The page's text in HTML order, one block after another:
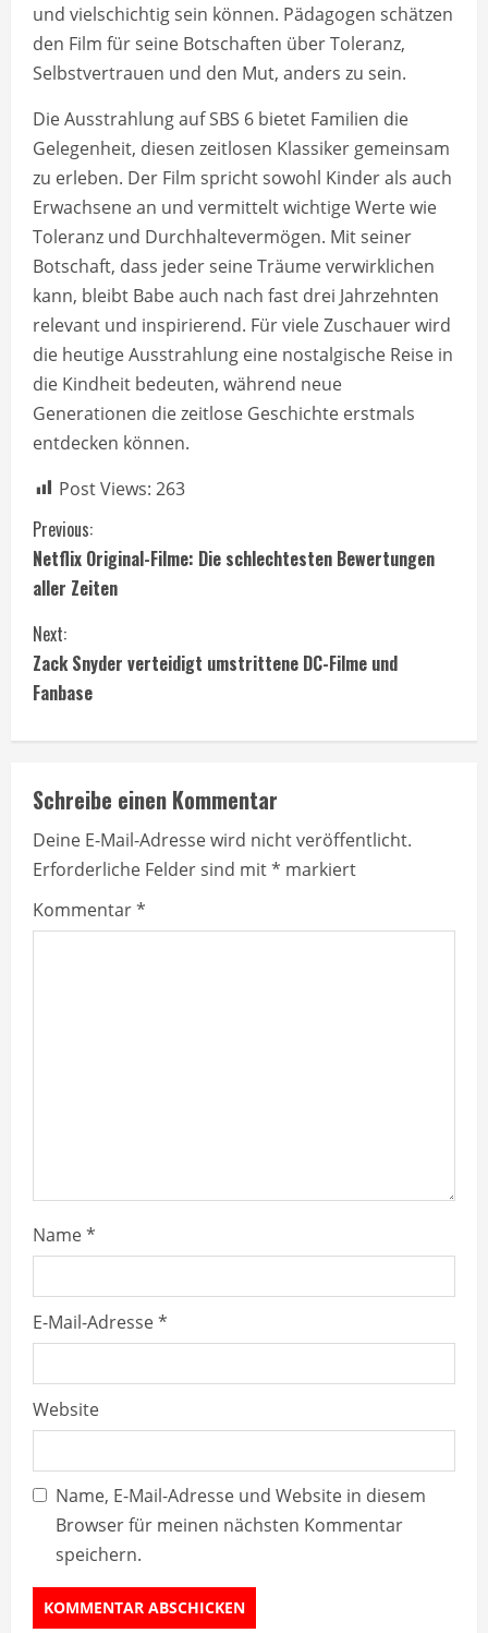
und vielschichtig sein können. Pädagogen schätzen
den Film für seine Botschaften über Toleranz,
Selbstvertrauen und den Mut, anders zu sein.
Die Ausstrahlung auf SBS 6 bietet Familien die
Gelegenheit, diesen zeitlosen Klassiker gemeinsam
zu erleben. Der Film spricht sowohl Kinder als auch
Erwachsene an und vermittelt wichtige Werte wie
Toleranz und Durchhaltevermögen. Mit seiner
Botschaft, dass jeder seine Träume verwirklichen
kann, bleibt Babe auch nach fast drei Jahrzehnten
relevant und inspirierend. Für viele Zuschauer wird
die heutige Ausstrahlung eine nostalgische Reise in
die Kindheit bedeuten, während neue
Generationen die zeitlose Geschichte erstmals
entdecken können.
Post Views: 263
C
o
n
t
u
e
R
e
Previous:
Netflix Original-Filme: Die schlechtesten Bewertungen
aller Zeiten
Next:
Zack Snyder verteidigt umstrittene DC-Filme und
Fanbase
Schreibe einen Kommentar
Deine E-Mail-Adresse wird nicht veröffentlicht.
Erforderliche Felder sind mit* markiert
Kommentar*
Name*
E-Mail-Adresse*
Website
Name, E-Mail-Adresse und Website in diesem
Browser für meinen nächsten Kommentar
speichern.